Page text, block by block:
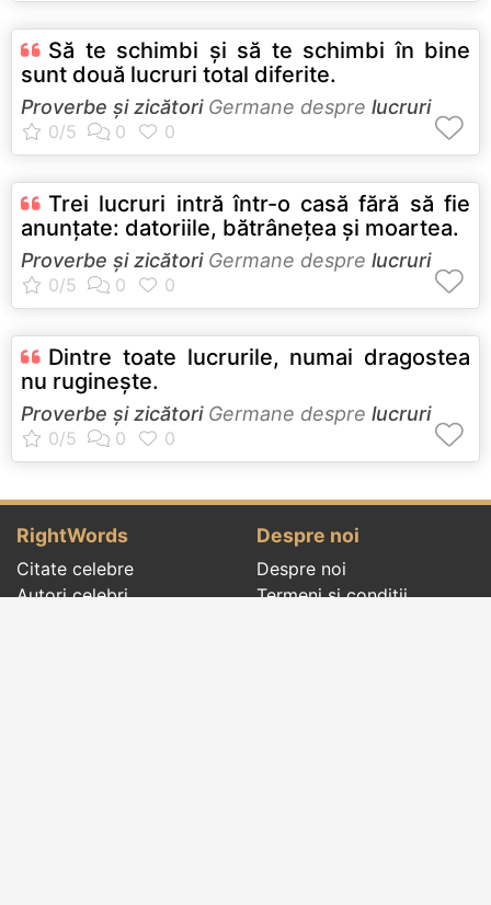
Să te schimbi şi să te schimbi în bine
sunt două lucruri total diferite.
Proverbe și zicătoriGermane despre lucruri
Trei lucruri intră într-o casă fără să fie
anunţate: datoriile, bătrâneţea şi moartea.
Proverbe și zicătoriGermane despre lucruri
Dintre toate lucrurile, numai dragostea
nu rugineşte.
Proverbe și zicătoriGermane despre lucruri
RightWords
Citate celebre
Autori celebri
Despre noi
Despre noi
Termeni și condiții